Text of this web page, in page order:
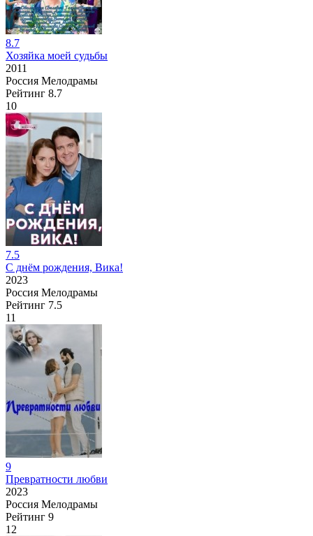
8.7
Хозяйка моей судьбы
2011
Россия Мелодрамы
Рейтинг 8.7
10
7.5
С днём рождения, Вика!
2023
Россия Мелодрамы
Рейтинг 7.5
11
9
Превратности любви
2023
Россия Мелодрамы
Рейтинг 9
12